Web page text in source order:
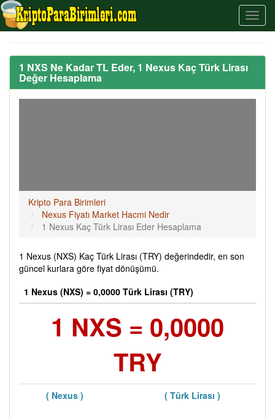
1 NXS Ne Kadar TL Eder, 1 Nexus Kaç Türk Lirası
Değer Hesaplama
Kripto Para Birimleri
Nexus Fiyatı Market Hacmi Nedir
1 Nexus Kaç Türk Lirası Eder Hesaplama
1 Nexus (NXS) Kaç Türk Lirası (TRY) değerindedir, en son
güncel kurlara göre fiyat dönüşümü.
1 Nexus (NXS) = 0,0000 Türk Lirası (TRY)
1 NXS = 0,0000
TRY
( Nexus ) ( Türk Lirası )